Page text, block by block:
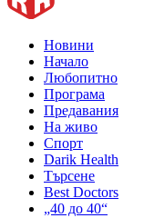
Новини
Начало
Любопитно
Програма
Предавания
На живо
Спорт
Darik Health
Търсене
Best Doctors
„40 до 40“